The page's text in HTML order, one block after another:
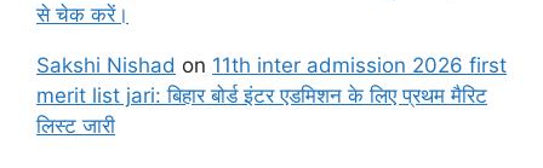
से चेक करें।
Sakshi Nishad on 11th inter admission 2026 first
merit list jari: बिहार बोर्ड इंटर एडमिशन के लिए प्रथम मैरिट
लिस्ट जारी